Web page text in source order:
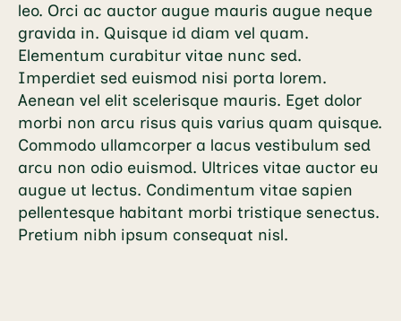
leo. Orci ac auctor augue mauris augue neque
gravida in. Quisque id diam vel quam.
Elementum curabitur vitae nunc sed.
Imperdiet sed euismod nisi porta lorem.
Aenean vel elit scelerisque mauris. Eget dolor
morbi non arcu risus quis varius quam quisque.
Commodo ullamcorper a lacus vestibulum sed
arcu non odio euismod. Ultrices vitae auctor eu
augue ut lectus. Condimentum vitae sapien
pellentesque habitant morbi tristique senectus.
Pretium nibh ipsum consequat nisl.